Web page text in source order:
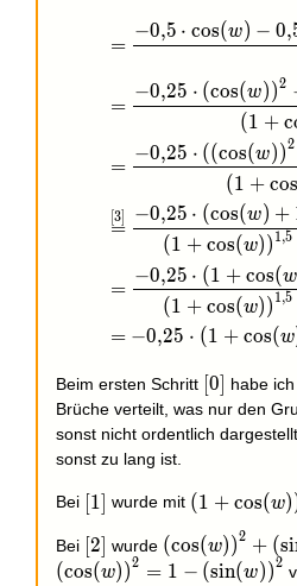
=
−0,5 ⋅ cos(w) − 0,
=
(1 + c
−0,25 ⋅ (cos(w) )2
=
(1 + cos
−0,25 ⋅ ((cos(w))2
=
[3]
(1 + cos(w) ) 1 ,5
−0,25 ⋅ (cos(w) +
=
(1 + cos(w)) 1,5
−0,25 ⋅ (1 + cos(w
= −0,25 ⋅ (1 + cos(w
Beim ersten Schritt [0]
0
habe
Brüche verteilt, was nur den
sonst nicht ordentlich
sonst zu lang ist.
Bei [1]
[1] wurde mit (1 + cos(w)
Bei [2]
[2] wurde
{(\sin(w))}^2
(cos(w))2 + (si
(cos(w) )2 = 1 − (sin(w) )2